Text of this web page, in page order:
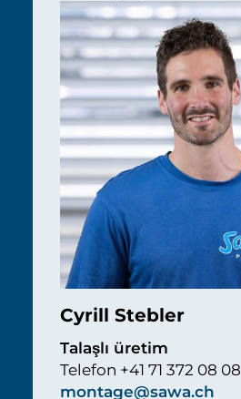
Cyrill Stebler
Talaşlı üretim
Telefon +41 71 372 08 08
montage@sawa.ch